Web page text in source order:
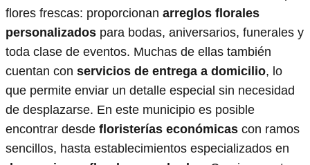
flores frescas: proporcionan arreglos florales
personalizados para bodas, aniversarios, funerales y
toda clase de eventos. Muchas de ellas también
cuentan con servicios de entrega a domicilio, lo
que permite enviar un detalle especial sin necesidad
de desplazarse. En este municipio es posible
encontrar desde floristerías económicas con ramos
sencillos, hasta establecimientos especializados en